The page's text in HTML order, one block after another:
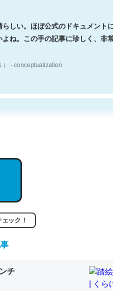
しい。ほぼ公式のドキュメント
ね。この手の記事に珍しく、非
- conceptualization
クン」について解説してる記事
憶というには多い分量。進化す
- conceptualization
ック！
チ